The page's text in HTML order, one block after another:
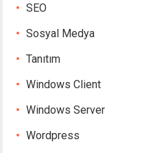
SEO
Sosyal Medya
Tanıtım
Windows Client
Windows Server
Wordpress